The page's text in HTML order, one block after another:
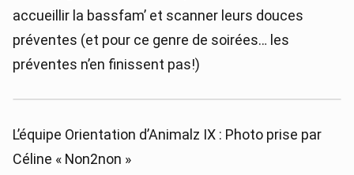
accueillir la bassfam’ et scanner leurs douces
préventes (et pour ce genre de soirées… les
préventes n’en finissent pas!)
L’équipe Orientation d’Animalz IX : Photo prise par
Céline « Non2non »